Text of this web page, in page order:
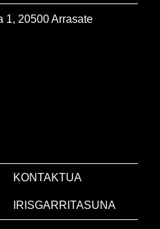
1, 20500 Arrasate
KONTAKTUA
IRISGARRITASUNA